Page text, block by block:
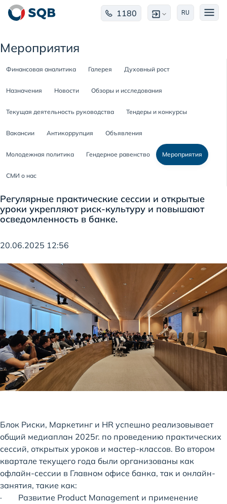
1180 RU
Мероприятия
Финансовая аналитика Галерея Духовный рост
Назначения Новости Обзоры и исследования
Текущая деятельность руководства Тендеры и конкурсы
Вакансии Антикоррупция Объявления
Молодежная политика Гендерное равенство Мероприятия
СМИ о нас
Регулярные практические сессии и открытые
уроки укрепляют риск-культуру и повышают
осведомленность в банке.
20.06.2025 12:56
Блок Риски, Маркетинг и HR успешно реализовывает
общий медиаплан 2025г. по проведению практических
сессий, открытых уроков и мастер-классов. Во втором
квартале текущего года были организованы как
офлайн-сессии в Главном офисе банка, так и онлайн-
занятия, такие как:
· Развитие Product Management и применение